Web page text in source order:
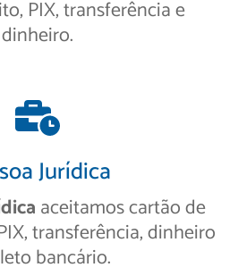
PIX, transferência e
dinheiro.
Jurídica
aceitamos cartão de
transferência, dinheiro
bancário.